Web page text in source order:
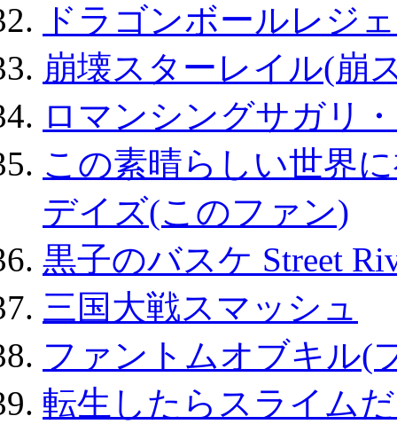
ドラゴンボールレジ
崩壊スターレイル(崩
ロマンシングサガリ
この素晴らしい世界
デイズ(このファン)
黒子のバスケ Street
三国大戦スマッシュ
ファントムオブキル(
転生したらスライム